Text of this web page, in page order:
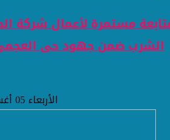
مستمرة لأعمال شركة
الشرب ضمن جهود حى
الأربعاء 05 أغسطس 2026 04:18 مساءً